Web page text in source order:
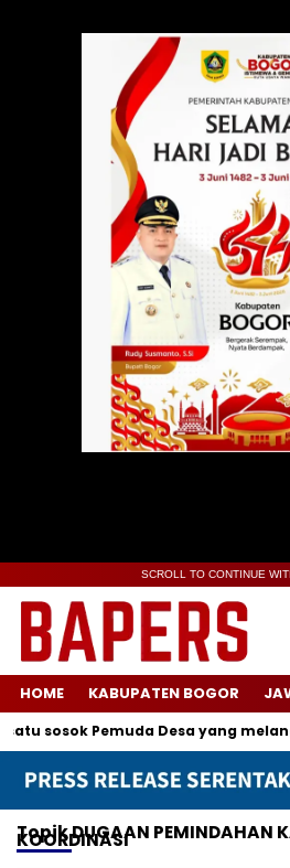
SCROLL TO CONTINUE
HOME KABUPATEN BOGOR
sosok Pemuda Desa yang
TopikDUGAAN PEMINDAHAN
KOORDINASI